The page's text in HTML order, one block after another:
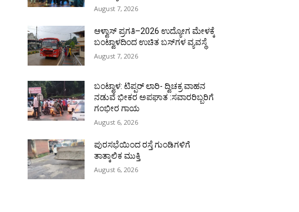
August 7, 2026
ಆಳ್ವಾಸ್ ಪ್ರಗತಿ–2026 ಉದ್ಯೋಗ ಮೇಳಕ್ಕೆ
ಬಂಟ್ವಾಳದಿಂದ ಉಚಿತ ಬಸ್‌ಗಳ ವ್ಯವಸ್ಥೆ
August 7, 2026
ಬಂಟ್ವಾಳ: ಟಿಪ್ಪರ್ ಲಾರಿ- ದ್ವಿಚಕ್ರ ವಾಹನ
ನಡುವೆ ಭೀಕರ ಅಪಘಾತ :ಸವಾರರಿಬ್ಬರಿಗೆ
ಗಂಭೀರ ಗಾಯ
August 6, 2026
ಪುರಸಭೆಯಿಂದ ರಸ್ತೆ ಗುಂಡಿಗಳಿಗೆ
ತಾತ್ಕಾಲಿಕ ಮುಕ್ತಿ
August 6, 2026